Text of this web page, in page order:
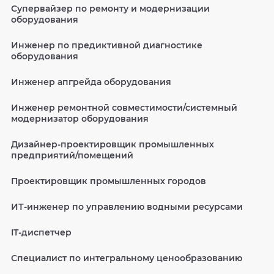
Супервайзер по ремонту и модернизации
оборудования
Инженер по предиктивной диагностике
оборудования
Инженер апгрейда оборудования
Инженер ремонтной совместимости/системный
модернизатор оборудования
Дизайнер-проектировщик промышленных
предприятий/помещений
Проектировщик промышленных городов
ИТ-инженер по управлению водными ресурсами
IT-диспетчер
Специалист по интегральному ценообразованию